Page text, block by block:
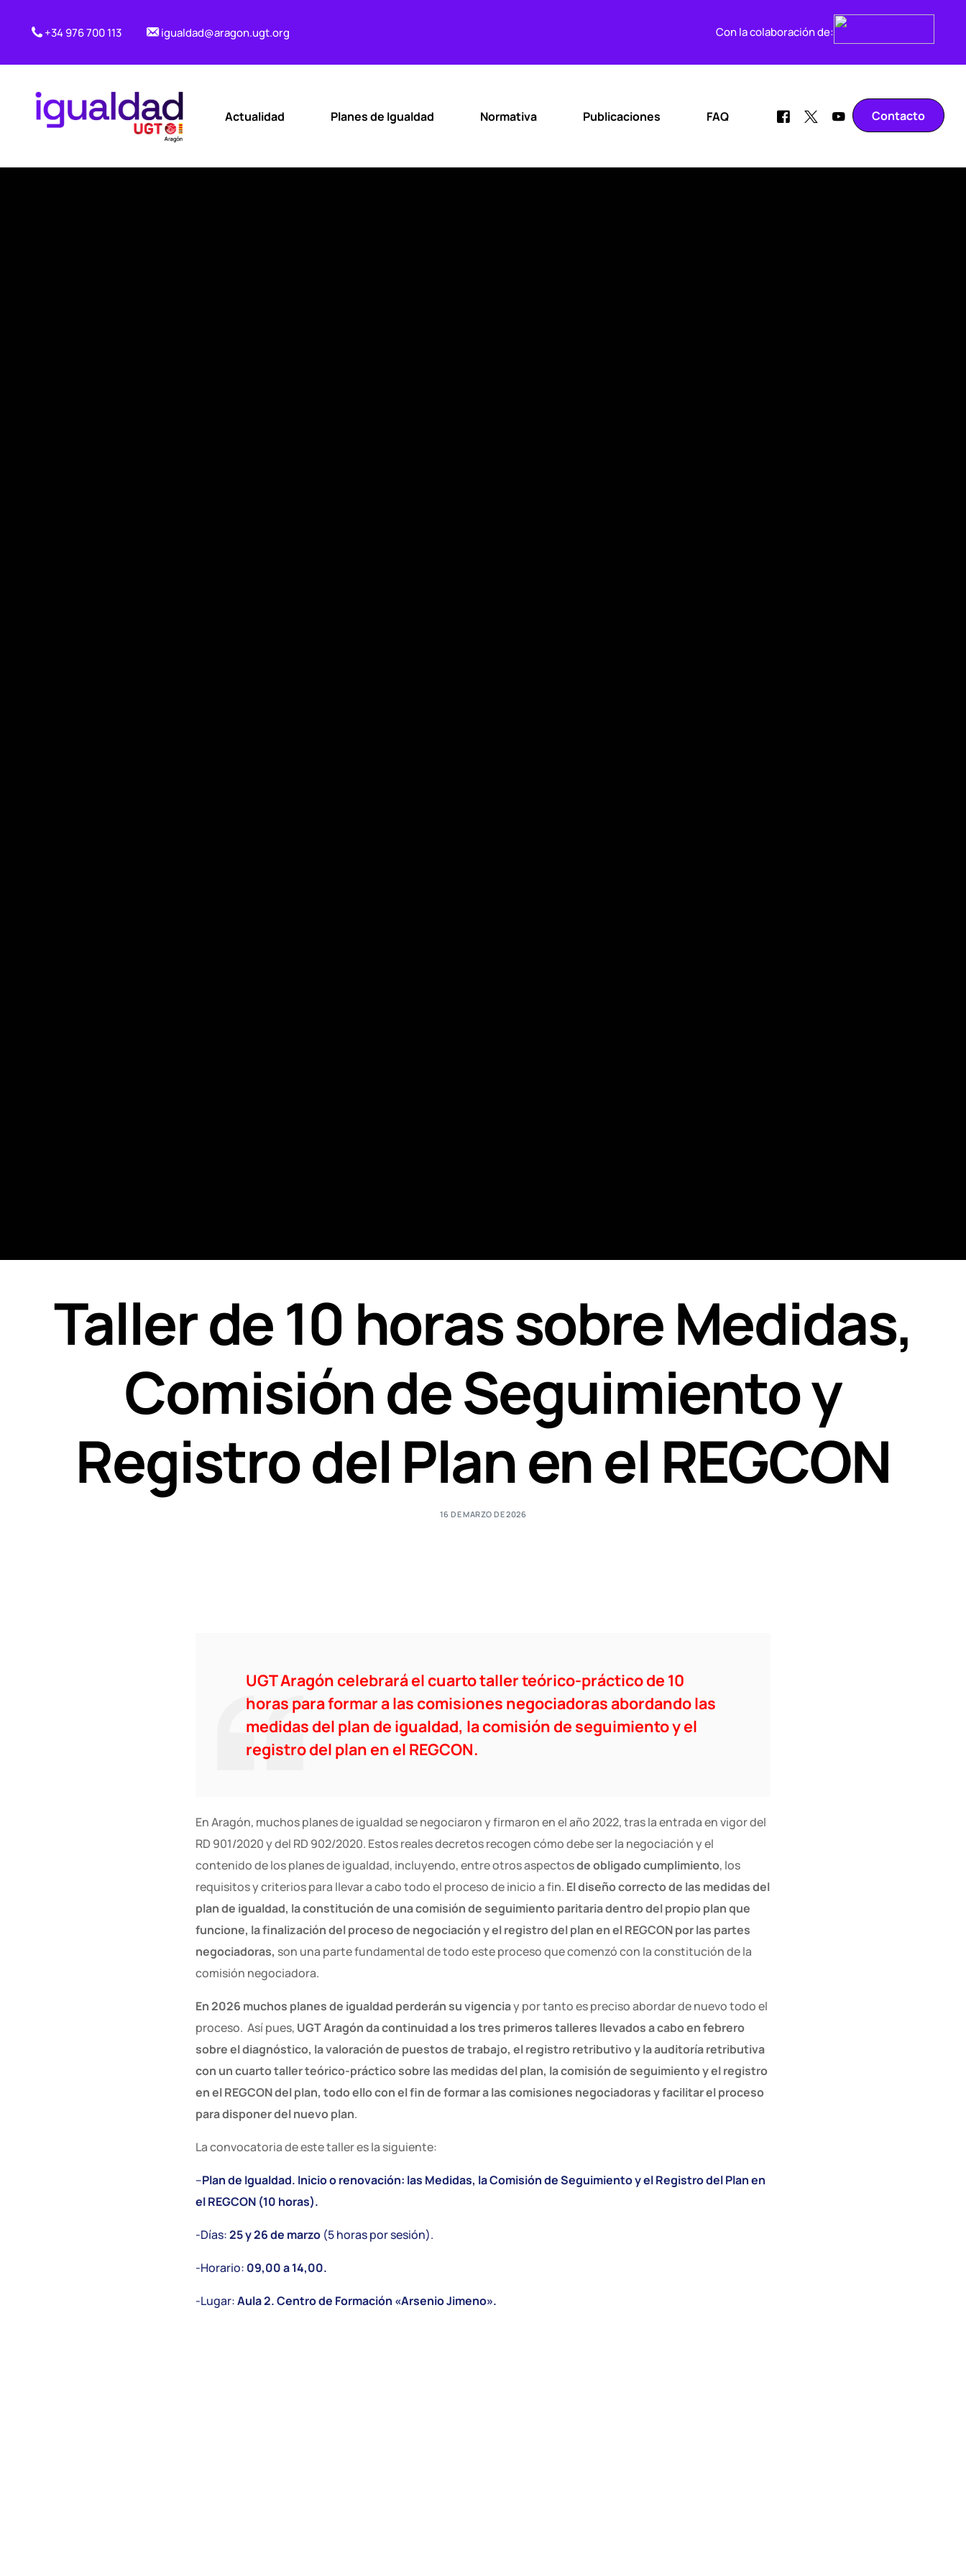
+34 976 700 113 igualdad@aragon.ugt.org Con la colaboración de:
Actualidad Planes de Igualdad Normativa Publicaciones FAQ Contacto
Taller de 10 horas sobre Medidas,
Comisión de Seguimiento y
Registro del Plan en el REGCON
16 DE MARZO DE 2026
UGT Aragón celebrará el cuarto taller teórico-práctico de 10
horas para formar a las comisiones negociadoras abordando las
medidas del plan de igualdad, la comisión de seguimiento y el
registro del plan en el REGCON.
En Aragón, muchos planes de igualdad se negociaron y firmaron en el año 2022, tras la entrada en vigor del
RD 901/2020 y del RD 902/2020. Estos reales decretos recogen cómo debe ser la negociación y el
contenido de los planes de igualdad, incluyendo, entre otros aspectosde obligado cumplimiento, los
requisitos y criterios para llevar a cabo todo el proceso de inicio a fin. El diseño correcto de las medidas del
plan de igualdad, la constitución de una comisión de seguimiento paritaria dentro del propio plan que
funcione, la finalización del proceso de negociación y el registro del plan en el REGCON por las partes
negociadoras, son una parte fundamental de todo este proceso que comenzó con la constitución de la
comisión negociadora.
En 2026 muchos planes de igualdad perderán su vigenciay por tanto es preciso abordar de nuevo todo el
proceso. Así pues, UGT Aragón da continuidad a los tres primeros talleres llevados a cabo en febrero
sobre el diagnóstico, la valoración de puestos de trabajo, el registro retributivo y la auditoría retributiva
con un cuarto taller teórico-práctico sobre las medidas del plan, la comisión de seguimiento y el registro
en el REGCON del plan, todo ello con el fin de formar a las comisiones negociadoras y facilitar el proceso
para disponer del nuevo plan.
La convocatoria de este taller es la siguiente:
–Plan de Igualdad. Inicio o renovación: las Medidas, la Comisión de Seguimiento y el Registro del Plan en
el REGCON (10 horas).
-Días:25 y 26 de marzo (5 horas por sesión).
-Horario: 09,00 a 14,00.
-Lugar:Aula 2. Centro de Formación «Arsenio Jimeno».